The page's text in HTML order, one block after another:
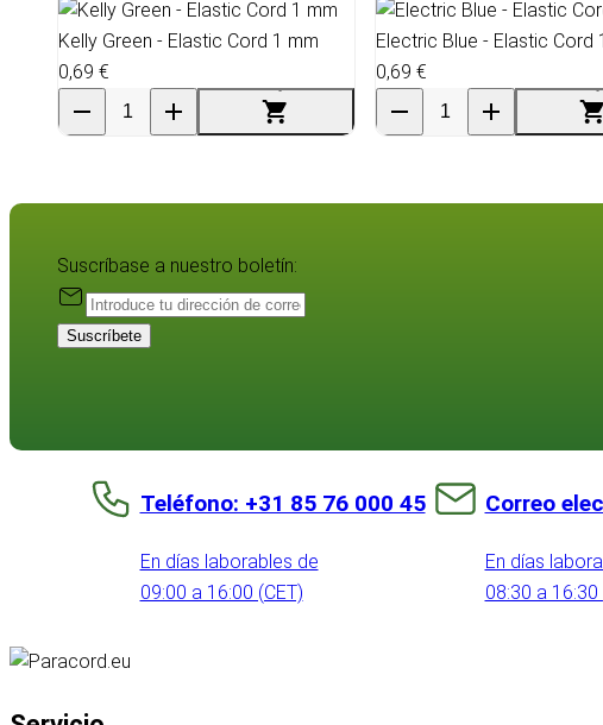
Kelly Green - Elastic Cord 1 mm
0,69 €
Electric Blue - Elastic Cord
0,69 €
Suscríbase a nuestro boletín:
Suscríbete
Teléfono: +31 85 76 000 45
En días laborables de
09:00 a 16:00 (CET)
Correo
En días
08:30 a 16:30